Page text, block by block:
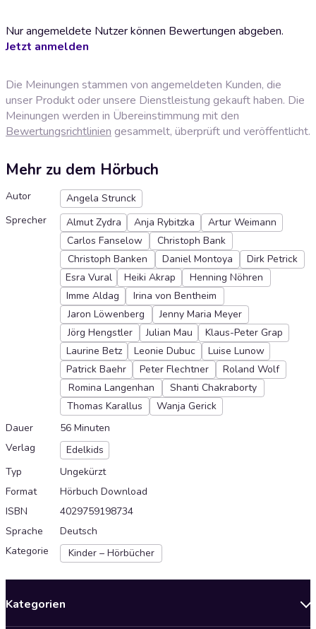
Nur angemeldete Nutzer können Bewertungen abgeben.
Jetzt anmelden
Die Meinungen stammen von angemeldeten Kunden, die
unser Produkt oder unsere Dienstleistung gekauft haben. Die
Meinungen werden in Übereinstimmung mit den
Bewertungsrichtlinien gesammelt, überprüft und veröffentlicht.
Mehr zu dem Hörbuch
Autor
Angela Strunck
Sprecher
Almut Zydra Anja Rybitzka
Artur Weimann
Carlos Fanselow
Christoph Bank
Christoph Banken
Daniel Montoya
Dirk Petrick
Esra Vural
Heiki Akrap
Henning Nöhren
Imme Aldag
Irina von Bentheim
Jaron Löwenberg
Jenny Maria Meyer
Jörg Hengstler
Julian Mau
Klaus-Peter Grap
Laurine Betz
Leonie Dubuc
Luise Lunow
Patrick Baehr
Peter Flechtner
Roland Wolf
Romina Langenhan
Shanti Chakraborty
Thomas Karallus
Wanja Gerick
Dauer
56 Minuten
Verlag
Edelkids
Typ
Ungekürzt
Format
Hörbuch Download
ISBN
4029759198734
Sprache
Deutsch
Kategorie
Kinder – Hörbücher
Kategorien